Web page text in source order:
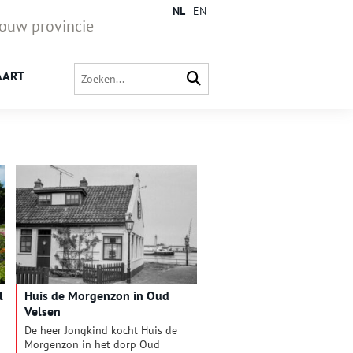
provincie
NL EN
Huis de Morgenzon in Oud
Velsen
De heer Jongkind kocht Huis de
Morgenzon in het dorp Oud